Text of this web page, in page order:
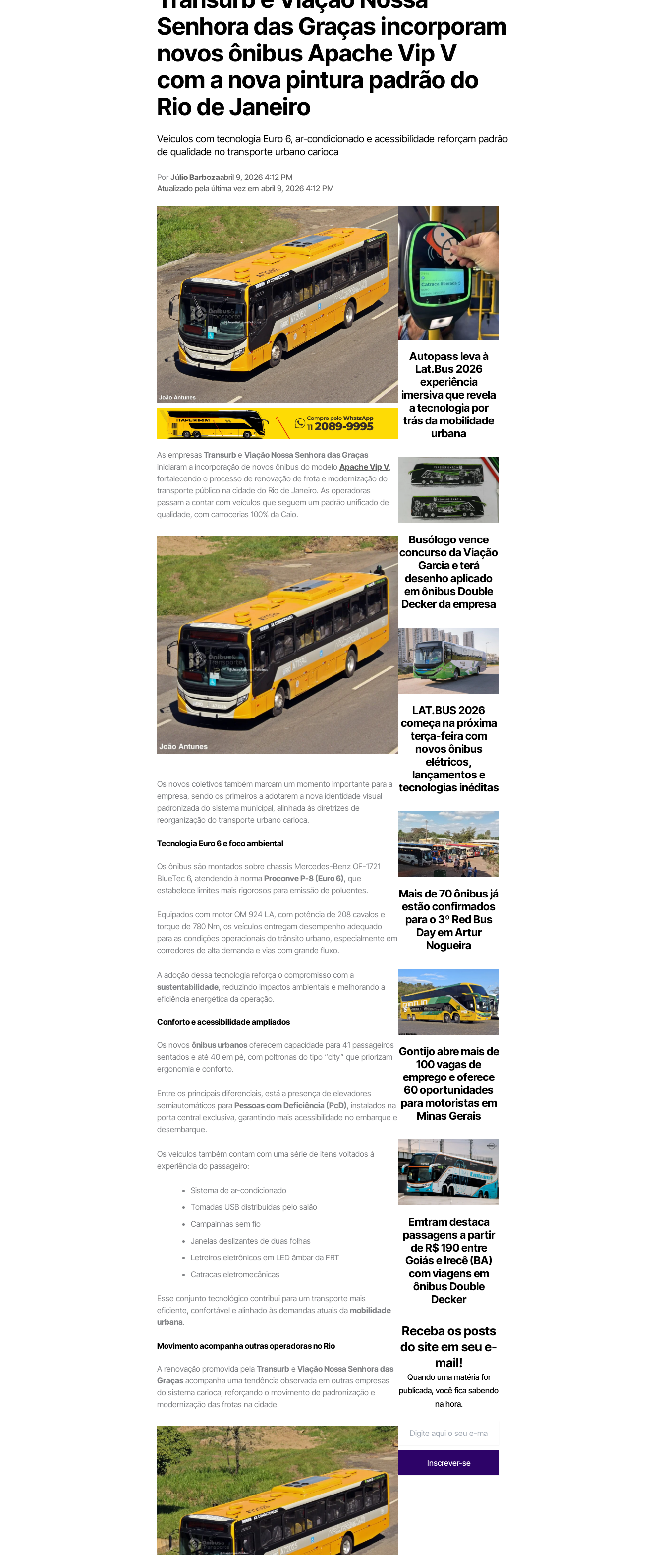
Senhora das Graças incorporam
novos ônibus Apache Vip V
com a nova pintura padrão do
Rio de Janeiro
Veículos com tecnologia Euro 6, ar-condicionado e acessibilidade reforçam padrão
de qualidade no transporte urbano carioca
Por Júlio Barbozaabril 9, 2026 4:12 PM
Atualizado pela última vez em abril 9, 2026 4:12 PM
As empresas Transurbe Viação Nossa Senhora das Graças
iniciaram a incorporação de novos ônibus do modelo Apache Vip V,
fortalecendo o processo de renovação de frota e modernização do
transporte público na cidade do Rio de Janeiro. As operadoras
passam a contar com veículos que seguem um padrão unificado de
qualidade, com carrocerias 100% da Caio.
Os novos coletivos também marcam um momento importante para a
empresa, sendo os primeiros a adotarem a nova identidade visual
padronizada do sistema municipal, alinhada às diretrizes de
reorganização do transporte urbano carioca.
Tecnologia Euro 6 e foco ambiental
Os ônibus são montados sobre chassis Mercedes-Benz OF-1721
BlueTec 6, atendendo à norma Proconve P-8 (Euro 6), que
estabelece limites mais rigorosos para emissão de poluentes.
Equipados com motor OM 924 LA, com potência de 208 cavalos e
torque de 780 Nm, os veículos entregam desempenho adequado
para as condições operacionais do trânsito urbano, especialmente em
corredores de alta demanda e vias com grande fluxo.
A adoção dessa tecnologia reforça o compromisso com a
sustentabilidade, reduzindo impactos ambientais e melhorando a
eficiência energética da operação.
Conforto e acessibilidade ampliados
Os novos ônibus urbanos oferecem capacidade para 41 passageiros
sentados e até 40 em pé, com poltronas do tipo “city” que priorizam
ergonomia e conforto.
Entre os principais diferenciais, está a presença de elevadores
semiautomáticos para Pessoas com Deficiência (PcD), instalados na
porta central exclusiva, garantindo mais acessibilidade no embarque e
desembarque.
Os veículos também contam com uma série de itens voltados à
experiência do passageiro:
Sistema de ar-condicionado
Tomadas USB distribuídas pelo salão
Campainhas sem fio
Janelas deslizantes de duas folhas
Letreiros eletrônicos em LED âmbar da FRT
Catracas eletromecânicas
Esse conjunto tecnológico contribui para um transporte mais
eficiente, confortável e alinhado às demandas atuais da mobilidade
urbana.
Movimento acompanha outras operadoras no Rio
A renovação promovida pela Transurb e Viação Nossa Senhora das
Graças acompanha uma tendência observada em outras empresas
do sistema carioca, reforçando o movimento de padronização e
modernização das frotas na cidade.
Autopass leva à
Lat.Bus 2026
experiência
imersiva que revela
a tecnologia por
trás da mobilidade
urbana
Busólogo vence
concurso da Viação
Garcia e terá
desenho aplicado
em ônibus Double
Decker da empresa
LAT.BUS 2026
começa na próxima
terça-feira com
novos ônibus
elétricos,
lançamentos e
tecnologias inéditas
Mais de 70 ônibus já
estão confirmados
para o 3º Red Bus
Day em Artur
Nogueira
Gontijo abre mais de
100 vagas de
emprego e oferece
60 oportunidades
para motoristas em
Minas Gerais
Emtram destaca
passagens a partir
de R$ 190 entre
Goiás e Irecê (BA)
com viagens em
ônibus Double
Decker
Receba os posts
do site em seu e-
mail!
Quando uma matéria for
publicada, você fica sabendo
na hora.
Digite
aqui
o
seu
e-
mail
Inscrever-se